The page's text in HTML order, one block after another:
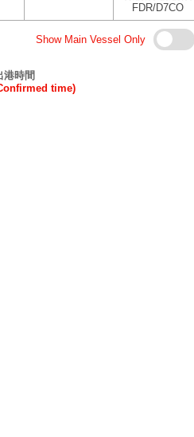
FDR/D7CO
Show Main Vessel Only
港時間
time)